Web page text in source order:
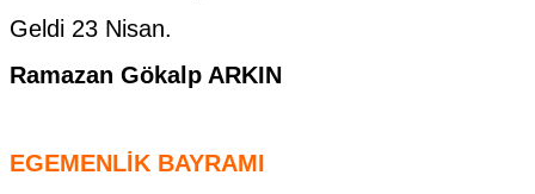
Geldi 23 Nisan.
Ramazan Gökalp ARKIN
EGEMENLİK BAYRAMI